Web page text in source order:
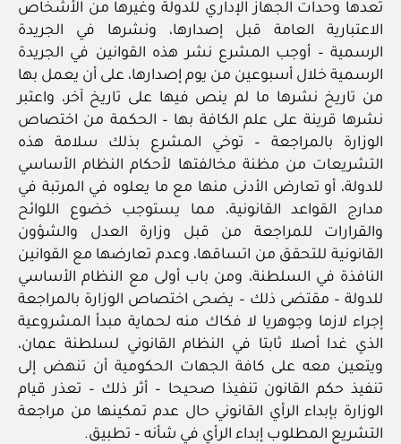
تعدها وحدات الجهاز الإداري للدولة وغيرها من الأشخاص
الاعتبارية العامة قبل إصدارها، ونشرها في الجريدة
الرسمية – أوجب المشرع نشر هذه القوانين في الجريدة
الرسمية خلال أسبوعين من يوم إصدارها، على أن يعمل بها
من تاريخ نشرها ما لم ينص فيها على تاريخ آخر، واعتبر
نشرها قرينة على علم الكافة بها – الحكمة من اختصاص
الوزارة بالمراجعة – توخي المشرع بذلك سلامة هذه
التشريعات من مظنة مخالفتها لأحكام النظام الأساسي
للدولة، أو تعارض الأدنى منها مع ما يعلوه في المرتبة في
مدارج القواعد القانونية، مما يستوجب خضوع اللوائح
والقرارات للمراجعة من قبل وزارة العدل والشؤون
القانونية للتحقق من اتساقها، وعدم تعارضها مع القوانين
النافذة في السلطنة، ومن باب أولى مع النظام الأساسي
للدولة – مقتضى ذلك – يضحى اختصاص الوزارة بالمراجعة
إجراء لازما وجوهريا لا فكاك منه لحماية مبدأ المشروعية
الذي غدا أصلا ثابتا في النظام القانوني لسلطنة عمان،
ويتعين معه على كافة الجهات الحكومية أن تنهض إلى
تنفيذ حكم القانون تنفيذا صحيحا – أثر ذلك – تعذر قيام
الوزارة بإبداء الرأي القانوني حال عدم تمكينها من مراجعة
التشريع المطلوب إبداء الرأي في شأنه – تطبيق.